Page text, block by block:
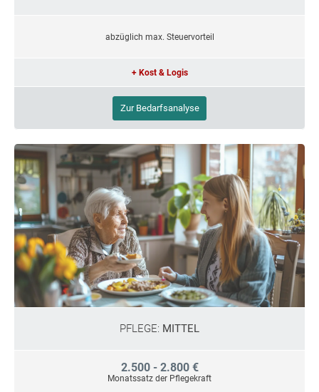
abzüglich max. Steuervorteil
+ Kost & Logis
Zur Bedarfsanalyse
PFLEGE: MITTEL
2.500 - 2.800 €
Monatssatz der Pflegekraft